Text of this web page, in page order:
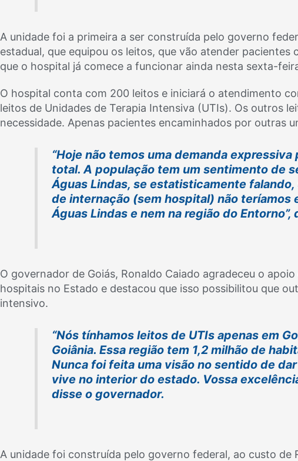
A unidade foi a primeira a ser construída pelo governo
estadual, que equipou os leitos, que vão atender
que o hospital já comece a funcionar ainda nesta sexta-
O hospital conta com 200 leitos e iniciará o atendimento
leitos de Unidades de Terapia Intensiva (UTIs). Os outros
necessidade. Apenas pacientes encaminhados por outras
“Hoje não temos uma demanda
total. A população tem um sentimento de
Águas Lindas, se estatisticamente
de internação (sem hospital) não teríamos
Águas Lindas e nem na região do
O governador de Goiás, Ronaldo Caiado agradeceu o
hospitais no Estado e destacou que isso possibilitou que
intensivo.
“Nós tínhamos leitos de UTIs apenas em
Goiânia. Essa região tem 1,2 milhão de
Nunca foi feita uma visão no sentido de
vive no interior do estado. Vossa
disse o governador.
A unidade foi construída pelo governo federal, ao custo de